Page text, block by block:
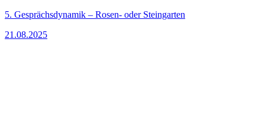
5. Gesprächsdynamik – Rosen- oder Steingarten
21.08.2025